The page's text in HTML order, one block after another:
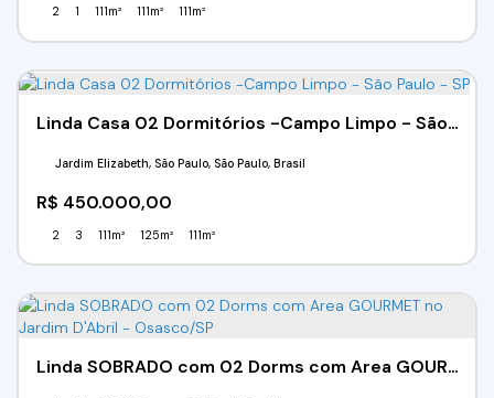
2 1 111m² 111m² 111m²
Linda Casa 02 Dormitórios -Campo Limpo - São Paulo - SP
R$ 450.000,00
Jardim Elizabeth, São Paulo, São Paulo, Brasil
2 3 111m² 125m² 111m²
Linda SOBRADO com 02 Dorms com Area GOURMET no Jardim D'Abril - Osasco/SP